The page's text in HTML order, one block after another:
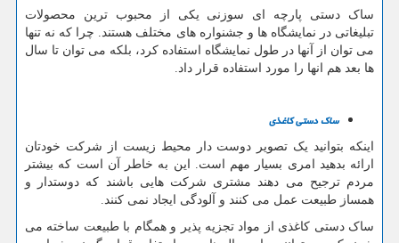
ساک دستی پارچه ای سوزنی یکی از محبوب ترین محصولات
تبلیغاتی در نمایشگاه ها و جشنواره های مختلف هستند. چرا که نه تنها
می توان از آنها در طول نمایشگاه استفاده کرد، بلکه می توان تا سال
ها بعد هم انها را مورد استفاده قرار داد.
ساک دستی کاغذی
اینکه بتوانید یک تصویر دوست دار محیط زیست از شرکت خودتان
ارائه بدهید امری بسیار مهم است. این به خاطر آن است که بیشتر
مردم ترجیح می دهند مشتری شرکت هایی باشند که دوستدار و
همساز طبیعت عمل می کنند و آلودگی ایجاد نمی کنند.
ساک دستی کاغذی از مواد تجزیه پذیر و همگام با طبیعت ساخته می